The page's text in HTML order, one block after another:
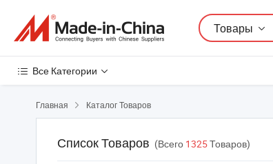
Товары
Все Категории
Главная  Каталог Товаров
Список Товаров (Всего 1325Товаров)